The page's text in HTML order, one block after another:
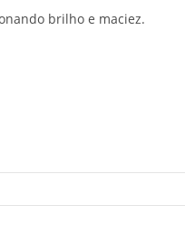
brilho e maciez.